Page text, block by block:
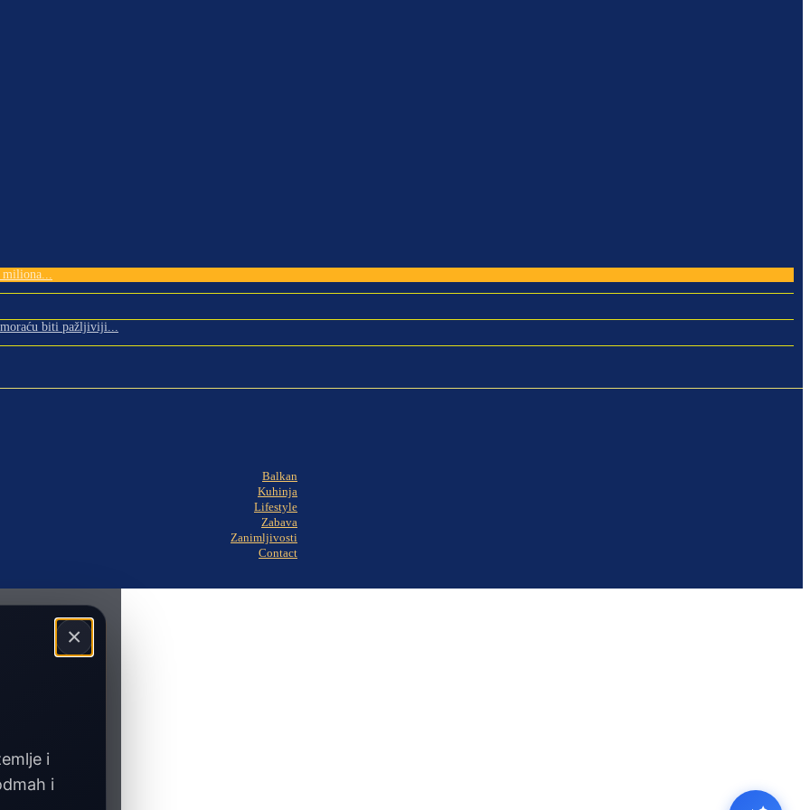
miliona...
moraću biti pažljiviji...
Balkan
Kuhinja
Lifestyle
Zabava
Zanimljivosti
Contact
×
i
i